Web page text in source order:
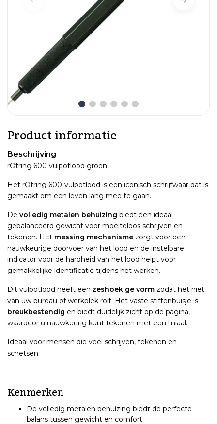
Product informatie
Beschrijving
rOtring 600 vulpotlood groen.
Het rOtring 600-vulpotlood is een iconisch schrijfwaar dat is
gemaakt om een leven lang mee te gaan.
De volledig metalen behuizing biedt een ideaal
gebalanceerd gewicht voor moeiteloos schrijven en
tekenen. Het messing mechanisme zorgt voor een
nauwkeurige doorvoer van het lood en de instelbare
indicator voor de hardheid van het lood helpt voor
gemakkelijke identificatie tijdens het werken.
Dit vulpotlood heeft een zeshoekige vorm zodat het niet
van uw bureau of werkplek rolt. Het vaste stiftenbuisje is
breukbestendig en biedt duidelijk zicht op de pagina,
waardoor u nauwkeurig kunt tekenen met een liniaal.
Ideaal voor mensen die veel schrijven, tekenen en
schetsen.
Kenmerken
De volledig metalen behuizing biedt de perfecte
balans tussen gewicht en comfort